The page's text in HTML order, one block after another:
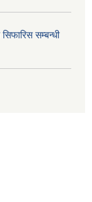
सम्बन्धी